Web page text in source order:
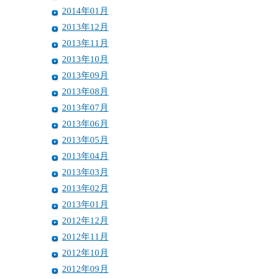
2014年01月
2013年12月
2013年11月
2013年10月
2013年09月
2013年08月
2013年07月
2013年06月
2013年05月
2013年04月
2013年03月
2013年02月
2013年01月
2012年12月
2012年11月
2012年10月
2012年09月